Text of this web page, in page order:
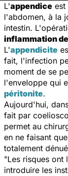
L'appendice est
l'abdomen, à la
intestin.
inflammation
L'appendicite
fait, l'infection
moment de se
l'enveloppe qui
péritonite.
Aujourd'hui,
fait par
permet au
en ne faisant
totalement
"Les risques ont
introduire les